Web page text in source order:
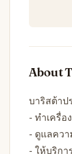
About
บาริสต้าป
- ทำเครื่อ
- ดูแลคว
- ให้บริก